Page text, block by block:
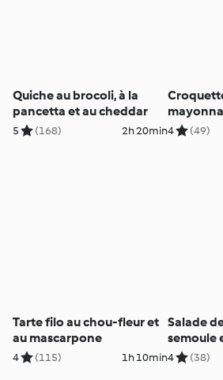
Quiche au brocoli, à la
pancetta et au cheddar
5 (168) 2h 20min4 (49)
Tarte filo au chou-fleur et
au mascarpone
4 (115) 1h 10min
Salade
semoule
4 (38)